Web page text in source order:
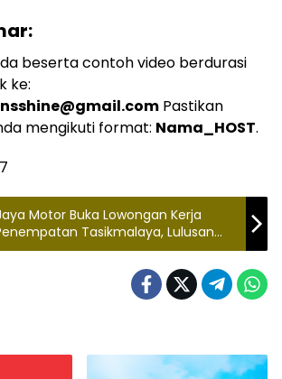
beserta contoh video berdurasi
ke:
Pastikan
mengikuti format: Nama_HOST.
Motor Buka Lowongan Kerja
Tasikmalaya, Lulusan
Daftar